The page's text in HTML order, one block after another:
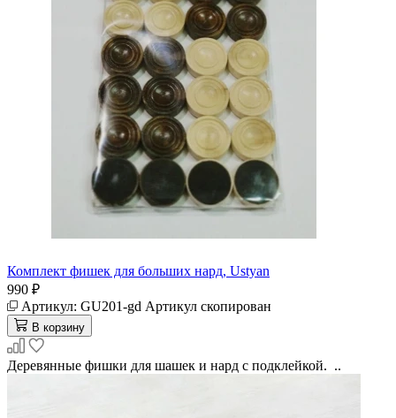
Комплект фишек для больших нард, Ustyan
990 ₽
Артикул: GU201-gd Артикул скопирован
В корзину
Деревянные фишки для шашек и нард с подклейкой. ..